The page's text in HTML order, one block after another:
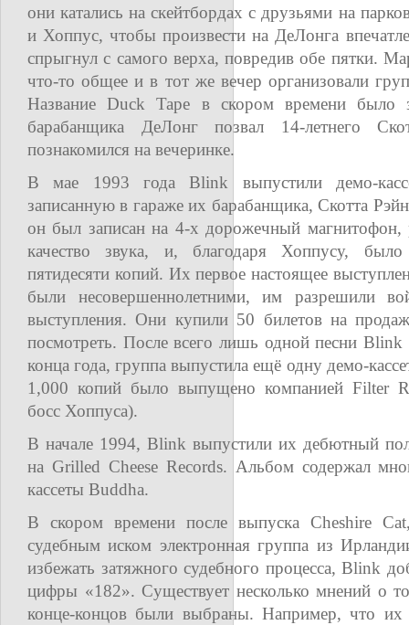
они катались на скейтбордах с друзьями на
и Хоппус, чтобы произвести на ДеЛонга
спрыгнул с самого верха, повредив обе пятки.
что-то общее и в тот же вечер организовали
Название Duck Tape в скором времени было
барабанщика ДеЛонг позвал 14-летнего
познакомился на вечеринке.
В мае 1993 года Blink выпустили демо-
записанную в гараже их барабанщика, Скотта
он был записан на 4-х дорожечный магнитофон,
качество звука, и, благодаря Хоппусу,
пятидесяти копий. Их первое настоящее
были несовершеннолетними, им разрешили
выступления. Они купили 50 билетов на
посмотреть. После всего лишь одной песни
конца года, группа выпустила ещё одну демо-
1,000 копий было выпущено компанией Filter
босс Хоппуса).
В начале 1994, Blink выпустили их дебютный
на Grilled Cheese Records. Альбом содержал
кассеты Buddha.
В скором времени после выпуска Cheshire
судебным иском электронная группа из
избежать затяжного судебного процесса, Blink
цифры «182». Существует несколько мнений о
конце-концов были выбраны. Например, что их